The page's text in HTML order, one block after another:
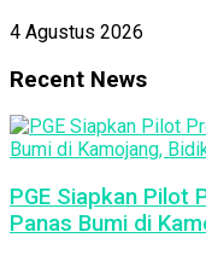
4 Agustus 2026
Recent News
PGE Siapkan Pilot
Panas Bumi di